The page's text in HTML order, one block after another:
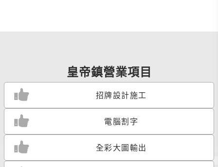
皇帝鎮營業項目
招牌設計施工
電腦割字
全彩大圖輸出